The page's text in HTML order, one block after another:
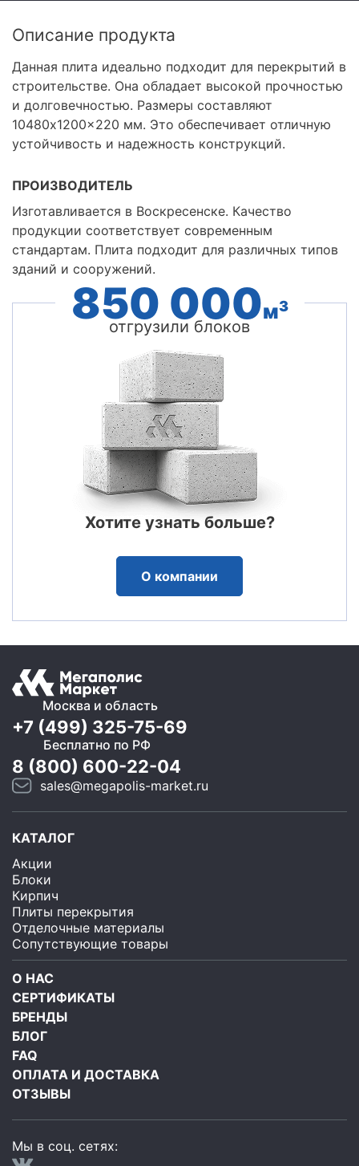
Описание продукта
Данная плита идеально подходит для перекрытий в
строительстве. Она обладает высокой прочностью
и долговечностью. Размеры составляют
10480x1200x220 мм. Это обеспечивает отличную
устойчивость и надежность конструкций.
ПРОИЗВОДИТЕЛЬ
Изготавливается в Воскресенске. Качество
продукции соответствует современным
стандартам. Плита подходит для различных типов
зданий и сооружений.
850 000м3
отгрузили блоков
Хотите узнать больше?
О компании
Москва и область
+7 (499) 325-75-69
Бесплатно по РФ
8 (800) 600-22-04
sales@megapolis-market.ru
КАТАЛОГ
Акции
Блоки
Кирпич
Плиты перекрытия
Отделочные материалы
Сопутствующие товары
О НАС
СЕРТИФИКАТЫ
БРЕНДЫ
БЛОГ
FAQ
ОПЛАТА И ДОСТАВКА
ОТЗЫВЫ
Мы в соц. сетях: